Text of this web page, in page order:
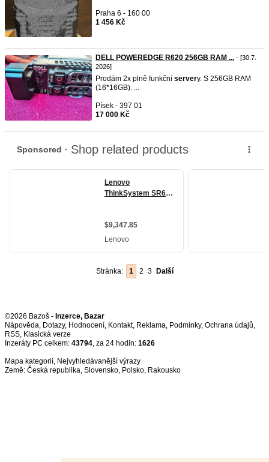
Praha 6 - 160 00
1 456 Kč
DELL POWEREDGE R620 256GB RAM ... - [30.7.
2026]
Prodám 2x plně funkční servery. S 256GB RAM
(16*16GB). ...
Písek - 397 01
17 000 Kč
Stránka: 1 2 3 Další
©2026 Bazoš - Inzerce, Bazar
Nápověda, Dotazy, Hodnocení, Kontakt, Reklama, Podmínky, Ochrana údajů,
RSS,
Inzeráty PC celkem: 43794, za 24 hodin: 1626
Mapa kategorií, Nejvyhledávanější výrazy
Země: Česká republika, Slovensko, Polsko, Rakousko